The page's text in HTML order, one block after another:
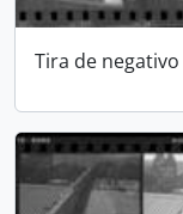
Tira de